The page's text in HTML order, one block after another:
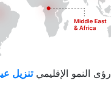
رؤى النمو الإقليمي